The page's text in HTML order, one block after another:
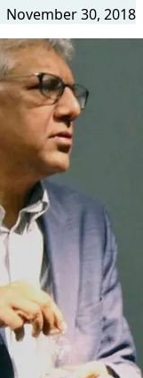
November 30, 2018